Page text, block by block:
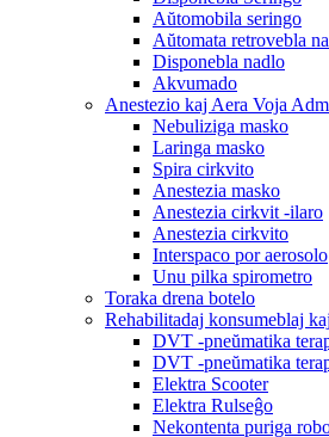
Aŭtomobila seringo
Aŭtomata retrovebla
Disponebla nadlo
Akvumado
Anestezio kaj Aera Voja
Nebuliziga masko
Laringa masko
Spira cirkvito
Anestezia masko
Anestezia cirkvit -ilaro
Anestezia cirkvito
Interspaco por aerosolo
Unu pilka spirometro
Toraka drena botelo
Rehabilitadaj konsumeblaj
DVT -pneŭmatika
DVT -pneŭmatika
Elektra Scooter
Elektra Rulseĝo
Nekontenta puriga